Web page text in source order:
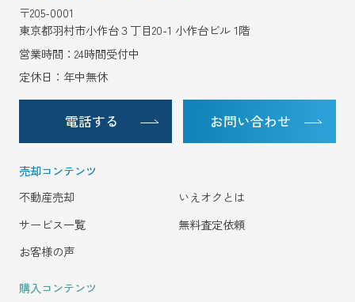
〒205-0001
東京都羽村市小作台３丁目20-1 小作台ビル 1階
営業時間：24時間受付中
定休日：年中無休
電話する お問い合わせ
売却コンテンツ
不動産売却
いえオクとは
サービス一覧
無料査定依頼
お客様の声
購入コンテンツ